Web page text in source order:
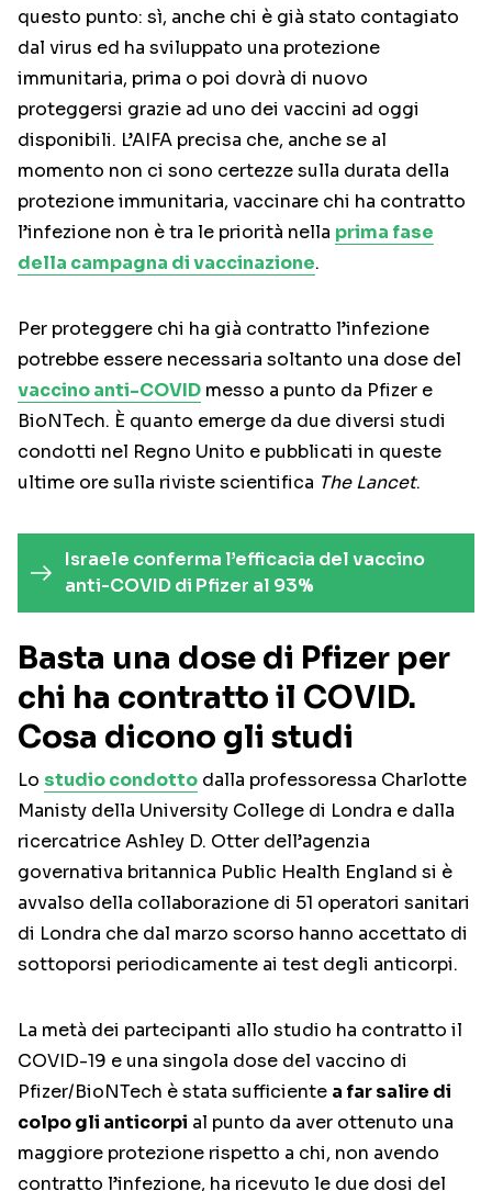
questo punto: sì, anche chi è già stato contagiato
dal virus ed ha sviluppato una protezione
immunitaria, prima o poi dovrà di nuovo
proteggersi grazie ad uno dei vaccini ad oggi
disponibili. L’AIFA precisa che, anche se al
momento non ci sono certezze sulla durata della
protezione immunitaria, vaccinare chi ha contratto
l’infezione non è tra le priorità nella prima fase
della campagna di vaccinazione.
Per proteggere chi ha già contratto l’infezione
potrebbe essere necessaria soltanto una dose del
vaccino anti-COVID messo a punto da Pfizer e
BioNTech. È quanto emerge da due diversi studi
condotti nel Regno Unito e pubblicati in queste
ultime ore sulla riviste scientifica The Lancet.
Israele conferma l’efficacia del vaccino
anti-COVID di Pfizer al 93%
Basta una dose di Pfizer per
chi ha contratto il COVID.
Cosa dicono gli studi
Lo studio condotto dalla professoressa Charlotte
Manisty della University College di Londra e dalla
ricercatrice Ashley D. Otter dell’agenzia
governativa britannica Public Health England si è
avvalso della collaborazione di 51 operatori sanitari
di Londra che dal marzo scorso hanno accettato di
sottoporsi periodicamente ai test degli anticorpi.
La metà dei partecipanti allo studio ha contratto il
COVID-19 e una singola dose del vaccino di
Pfizer/BioNTech è stata sufficiente a far salire di
colpo gli anticorpi al punto da aver ottenuto una
maggiore protezione rispetto a chi, non avendo
contratto l’infezione, ha ricevuto le due dosi del